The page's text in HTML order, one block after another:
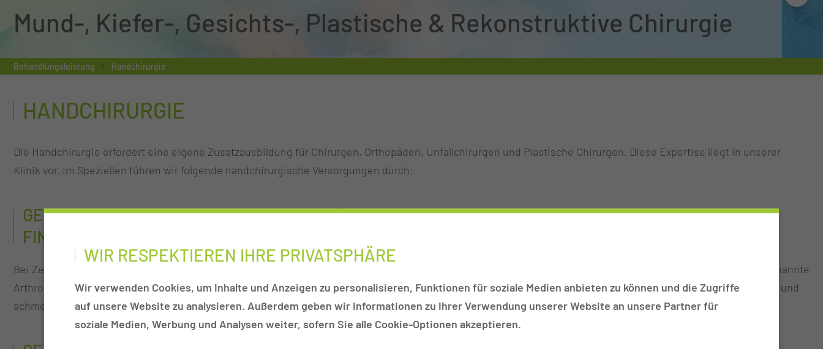
Mund-, Kiefer-, Gesichts-, Plastische & Rekonstruktive Chirurgie
Behandlungsleistung Handchirurgie
HANDCHIRURGIE
Die Handchirurgie erfordert eine eigene Zusatzausbildung für Chirurgen, Orthopäden, Unfallchirurgen und Plastische Chirurgen. Diese Expertise liegt in unserer
Klinik vor. Im Speziellen führen wir folgende handchirurgische Versorgungen durch:
GELENKERSATZCHIRURGIE AN DER HAND (ENDOPROTHESEN VON HANDWURZELGELENKEN UND
FINGERGELENKEN
Bei Zerstörung der Gelenke der Hand durch Verletzungsfolgen oder Arthrose können diese Gelenke ersetzt werden. Hier stehen körpereigene Gewebe für sogenannte
Arthroplastiken wie auch künstliche Endoprothesen aus Pyrocarbon, Titan, Keramik und Hartsilikon zur Verfügung. So kann die Gelengbeweglichkeit verbessert und
schmerz reduziert werden.
WIR RESPEKTIEREN IHRE PRIVATSPHÄRE
Wir verwenden Cookies, um Inhalte und Anzeigen zu personalisieren, Funktionen für soziale Medien anbieten zu können und die Zugriffe
auf unsere Website zu analysieren. Außerdem geben wir Informationen zu Ihrer Verwendung unserer Website an unsere Partner für
soziale Medien, Werbung und Analysen weiter, sofern Sie alle Cookie-Optionen akzeptieren.